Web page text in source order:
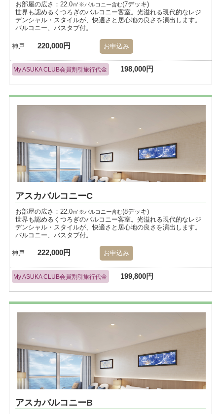
お部屋の広さ：22.0㎡ ※バルコニー含む(7デッキ)
世界も認めるくつろぎのバルコニー客室。光溢れる現代的なレジ
デンシャル・スタイルが、快適さと居心地の良さを演出します。
バルコニー、バスタブ付。
神戸 220,000円 お申込み
My ASUKA CLUB会員割引旅行代金 198,000円
アスカバルコニーC
お部屋の広さ：22.0㎡ ※バルコニー含む(8デッキ)
世界も認めるくつろぎのバルコニー客室。光溢れる現代的なレジ
デンシャル・スタイルが、快適さと居心地の良さを演出します。
バルコニー、バスタブ付。
神戸 222,000円 お申込み
My ASUKA CLUB会員割引旅行代金 199,800円
アスカバルコニーB